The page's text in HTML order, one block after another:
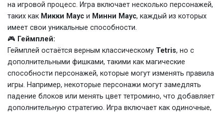
на игровой процесс. Игра включает несколько персонажей,
таких как Микки Маус и Минни Маус, каждый из которых
имеет свои уникальные способности.
🎮 Геймплей:
Геймплей остаётся верным классическому Tetris, но с
дополнительными фишками, такими как магические
способности персонажей, которые могут изменять правила
игры. Например, некоторые персонажи могут замедлять
падение блоков или менять цвет тетромино, что добавляет
дополнительную стратегию. Игра включает как одиночные,